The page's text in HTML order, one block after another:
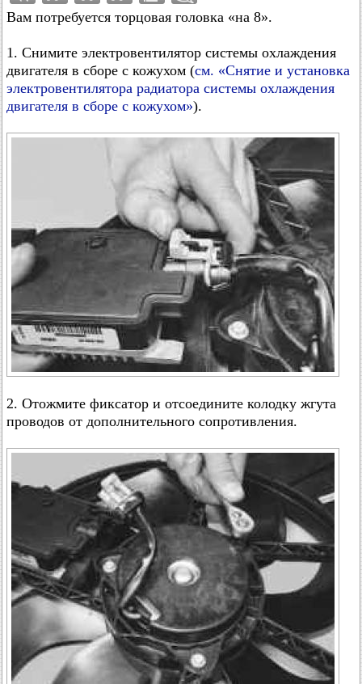
Вам потребуется торцовая головка «на 8».
1. Снимите электровентилятор системы охлаждения
двигателя в сборе с кожухом (см. «Снятие и установка
электровентилятора радиатора системы охлаждения
двигателя в сборе с кожухом»).
2. Отожмите фиксатор и отсоедините колодку жгута
проводов от дополнительного сопротивления.